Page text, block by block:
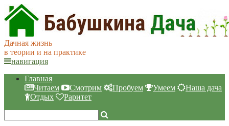
Дачная жизнь
в теории и на практике
навигация
Главная
Читаем
Смотрим Пробуем Умеем
Наша дача
Отдых
Раритет